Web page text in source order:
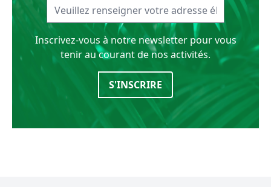
Inscrivez-vous à notre newsletter pour vous
tenir au courant de nos activités.
S'INSCRIRE